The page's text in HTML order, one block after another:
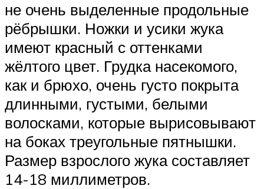
не очень выделенные продольные
рёбрышки. Ножки и усики жука
имеют красный с оттенками
жёлтого цвет. Грудка насекомого,
как и брюхо, очень густо покрыта
длинными, густыми, белыми
волосками, которые вырисовывают
на боках треугольные пятнышки.
Размер взрослого жука составляет
14-18 миллиметров.